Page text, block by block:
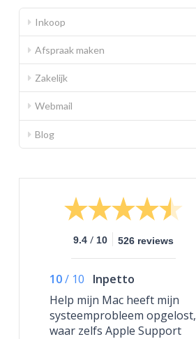
Inkoop
Afspraak maken
Zakelijk
Webmail
Blog
9.4 / 10 526 reviews
10/ 10
Inpetto
Help mijn Mac heeft mijn
systeemprobleem opgelost,
waar zelfs Apple Support